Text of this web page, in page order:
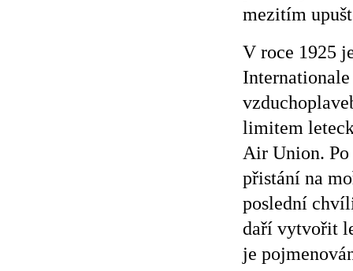
mezitím
V roce 1925
limitem
Air Union.
přistání na
poslední
daří vytvořit
je